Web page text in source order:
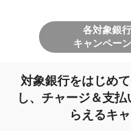
各対象銀
キャンペー
対象銀行をはじめ
し、チャージ＆支
らえるキ